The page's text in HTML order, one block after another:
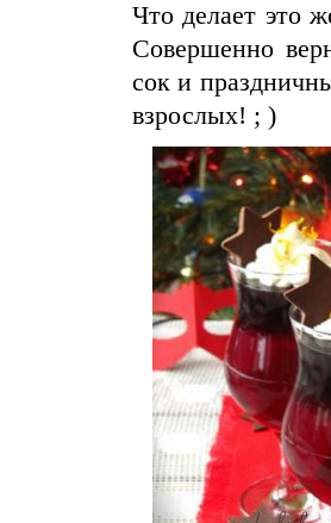
Что делает это
Совершенно
сок и
взрослых! ; )